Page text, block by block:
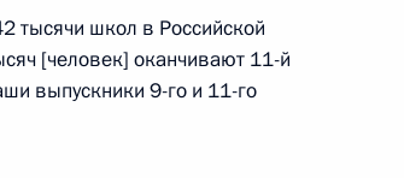
тысячи школ в Российской
[человек] оканчивают 11-й
выпускники 9-го и 11-го